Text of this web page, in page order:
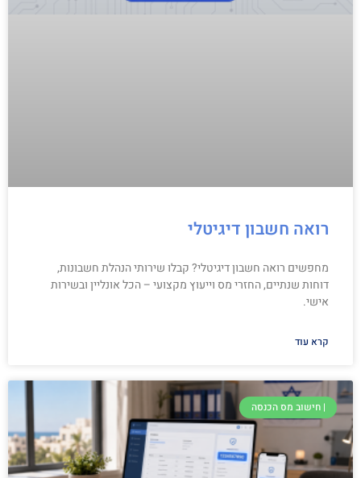
רואה חשבון דיגיטלי
מחפשים רואה חשבון דיגיטלי? קבלו שירותי הנהלת חשבונות,
דוחות שנתיים, החזרי מס וייעוץ מקצועי – הכל אונליין ובשירות
אישי.
קרא עוד
| חישוב מס הכנסה